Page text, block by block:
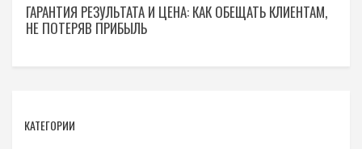
ГАРАНТИЯ РЕЗУЛЬТАТА И ЦЕНА: КАК ОБЕЩАТЬ КЛИЕНТАМ,
НЕ ПОТЕРЯВ ПРИБЫЛЬ
КАТЕГОРИИ